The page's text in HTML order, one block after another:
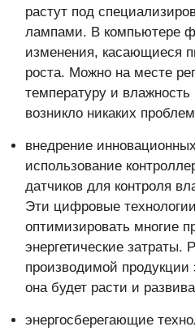
растут под
лампами. В компьютере
изменения, касающиеся
роста. Можно на месте
температуру и
возникло никаких
внедрение
использование
датчиков для контроля
Эти цифровые
оптимизировать многие
энергетические затраты.
производимой продукции
она будет расти и
энергосберегающие